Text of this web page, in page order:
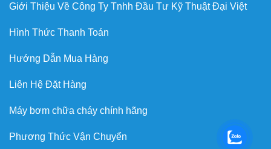
Giới Thiệu Về Công Ty Tnhh Đầu Tư Kỹ Thuật Đại Việt
Hình Thức Thanh Toán
Hướng Dẫn Mua Hàng
Liên Hệ Đặt Hàng
Máy bơm chữa cháy chính hãng
Phương Thức Vận Chuyển